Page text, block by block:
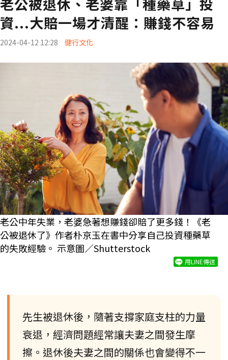
資...大賠一場才清醒：賺錢不容易
2024-04-12 12:28 健行文化
老公中年失業，老婆急著想賺錢卻賠了更多錢！《老
公被退休了》作者朴京玉在書中分享自己投資種藥草
的失敗經驗。 示意圖／Shutterstock
用LINE傳送
先生被退休後，隨著支撐家庭支柱的力量
衰退，經濟問題經常讓夫妻之間發生摩
擦。退休後夫妻之間的關係也會變得不一